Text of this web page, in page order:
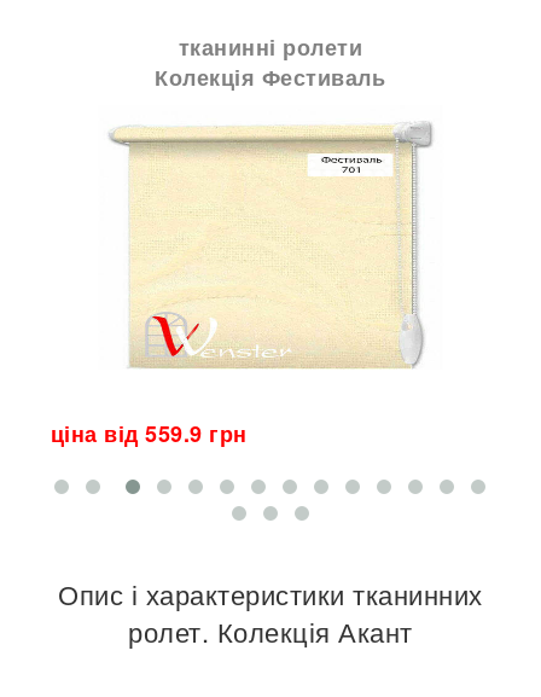
тканинні ролети
Колекція Фестиваль
ціна від 559.9 грн
Опис і характеристики тканинних
ролет. Колекція Акант